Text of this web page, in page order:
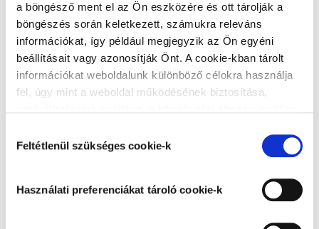
a böngésző ment el az Ön eszközére és ott tárolják a
böngészés során keletkezett, számukra releváns
információkat, így például megjegyzik az Ön egyéni
beállításait vagy azonosítják Önt. A cookie-kban tárolt
információkat weboldalunk különböző célokra használja
fel, úgy mint a weboldal működésének biztosítása,
szabott ajánlatok megjelenítése, látogatottsági adatok
elemzése. A weboldalunk által alkalmazott cookie-k,
különösen a Google Analytics cookie-k működéséről,
azok letiltásáról azAdatkezelési tájékoztatóban
kiválasztása
Feltétlenül szükséges cookie-k
Használati preferenciákat tároló cookie-k
Üres a kosarad!
Kedvezmények érvényesítése